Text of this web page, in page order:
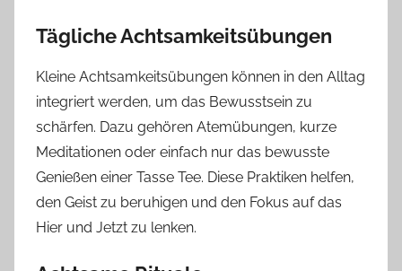
Tägliche Achtsamkeitsübungen
Kleine Achtsamkeitsübungen können in den Alltag
integriert werden, um das Bewusstsein zu
schärfen. Dazu gehören Atemübungen, kurze
Meditationen oder einfach nur das bewusste
Genießen einer Tasse Tee. Diese Praktiken helfen,
den Geist zu beruhigen und den Fokus auf das
Hier und Jetzt zu lenken.